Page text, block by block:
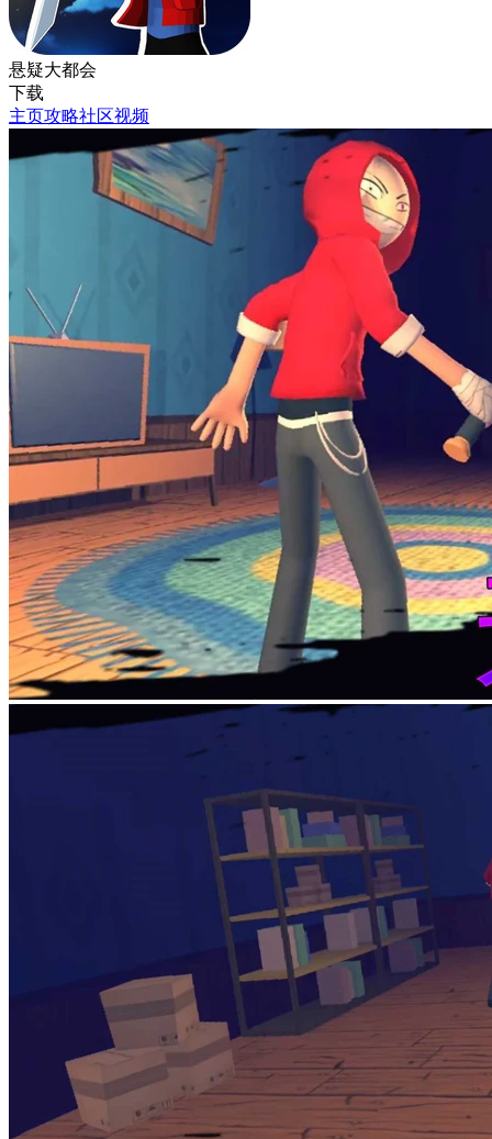
悬疑大都会
下载
主页攻略社区视频